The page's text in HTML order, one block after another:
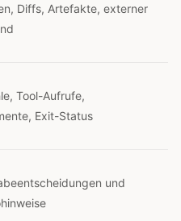
Diffs, Artefakte, externer
Tool-Aufrufe,
Exit-Status
und